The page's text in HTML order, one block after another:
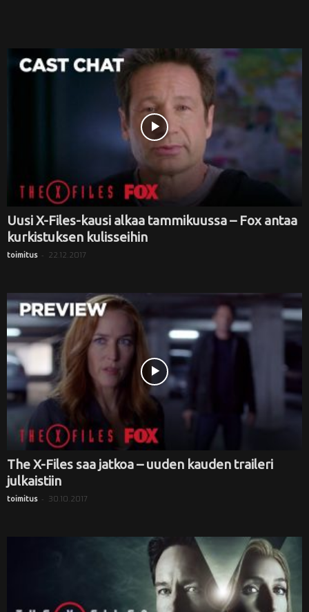
Uusi X-Files-kausi alkaa tammikuussa – Fox antaa
kurkistuksen kulisseihin
toimitus - 22.12.2017
The X-Files saa jatkoa – uuden kauden traileri
julkaistiin
toimitus - 30.10.2017